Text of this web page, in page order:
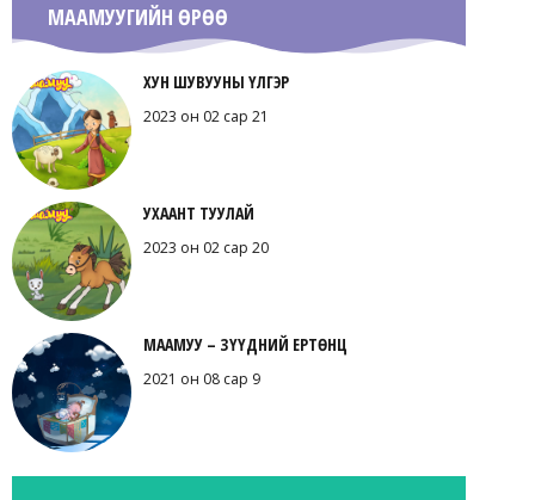
МААМУУГИЙН ӨРӨӨ
ХУН ШУВУУНЫ ҮЛГЭР
2023 он 02 сар 21
УХААНТ ТУУЛАЙ
2023 он 02 сар 20
МААМУУ – ЗҮҮДНИЙ ЕРТӨНЦ
2021 он 08 сар 9